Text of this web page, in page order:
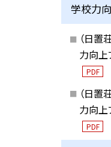
学校力
（日置
力向上
PDF
（日置
力向上
PDF